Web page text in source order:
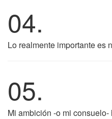
04.
Lo realmente importante es
05.
Mi ambición -o mi